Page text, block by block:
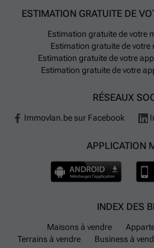
ESTIMATION GRATUITE DE
Estimation gratuite de votre
Estimation gratuite de votre
Estimation gratuite de votre
Estimation gratuite de votre
RÉSEAUX
Immovlan.be sur Facebook
APPLICATION
INDEX DES
Maisons à vendre
Terrains à vendre
Business à